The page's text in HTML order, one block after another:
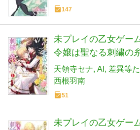
147
未プレイの乙女ゲー
令嬢は聖なる刺繍の
ジャンプコミックス)
天領寺セナ AI 差異等
西根羽南
51
未プレイの乙女ゲー